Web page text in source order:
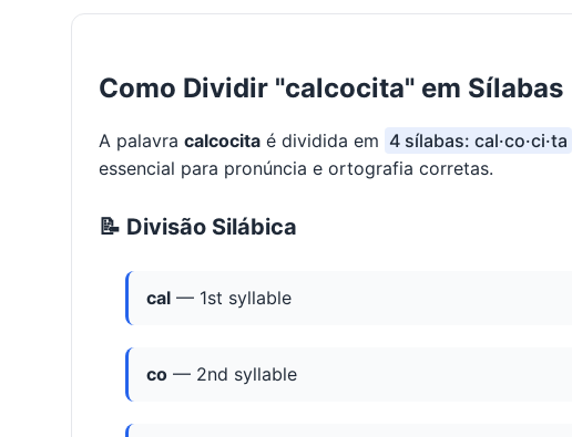
Como Dividir "calcocita" em Sílabas
A palavra calcocita é dividida em 4 sílabas: cal·co·ci·ta
essencial para pronúncia e ortografia corretas.
📝 Divisão Silábica
cal — 1st syllable
co — 2nd syllable